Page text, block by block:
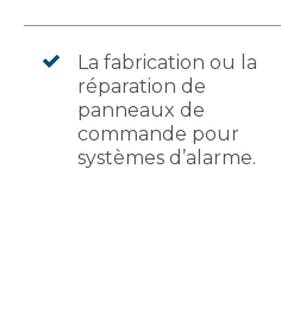
La fabrication ou la
réparation de
panneaux de
commande pour
systèmes d’alarme.